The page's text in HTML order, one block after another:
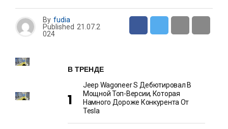
By fudia
Published 21.07.2
024
В ТРЕНДЕ
Jeep Wagoneer S Дебютировал В
Мощной Топ-Версии, Которая
Намного Дороже Конкурента От
Tesla